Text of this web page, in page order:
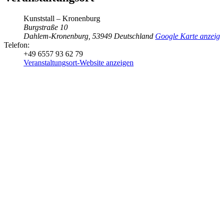
Kunststall – Kronenburg
Burgstraße 10
Dahlem-Kronenburg 53949 Deutschland Google Karte
Telefon:
+49 6557 93 62 79
Veranstaltungsort-Website anzeigen